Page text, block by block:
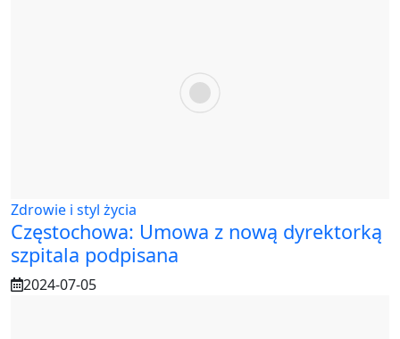
Zdrowie i styl życia
Częstochowa: Umowa z nową dyrektorką
szpitala podpisana
2024-07-05